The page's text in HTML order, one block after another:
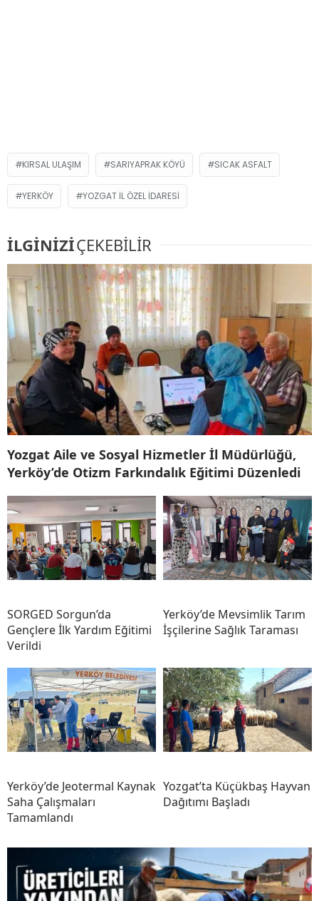
KIRSAL ULAŞIM SARIYAPRAK KÖYÜ SICAK ASFALT
YERKÖY YOZGAT İL ÖZEL İDARESI
İLGİNİZİÇEKEBİLİR
Yozgat Aile ve Sosyal Hizmetler İl Müdürlüğü,
Yerköy’de Otizm Farkındalık Eğitimi Düzenledi
SORGED Sorgun’da
Gençlere İlk Yardım Eğitimi
Verildi
Yerköy’de Mevsimlik Tarım
İşçilerine Sağlık Taraması
Yerköy’de Jeotermal Kaynak
Saha Çalışmaları
Tamamlandı
Yozgat’ta Küçükbaş Hayvan
Dağıtımı Başladı